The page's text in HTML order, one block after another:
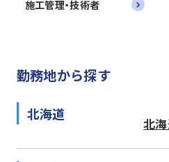
施工管理・技術者
勤務地から探す
北海道
北